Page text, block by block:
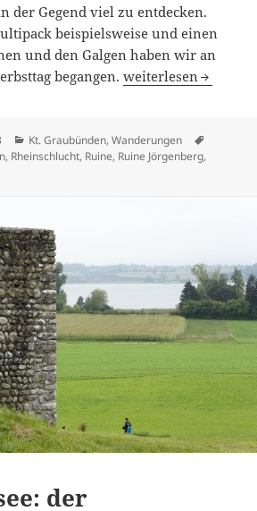
der Gegend viel zu entdecken.
beispielsweise und einen
und den Galgen haben wir an
begangen.Breil – Rueun: Golf,
weiterlesen
Kategorien
Kt. Graubünden,Wanderungen
, Rheinschlucht, Ruine, Ruine Jörgenberg,
der